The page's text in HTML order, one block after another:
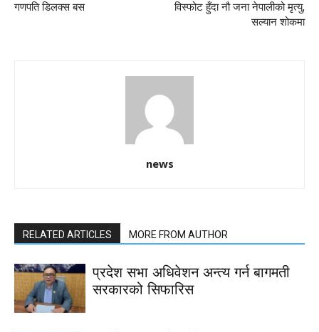
गणपति डिलक्स बस
विस्फोट हुँदा नौ जना नेपालीको मृत्यु,
सल्यान शोकमा
news
RELATED ARTICLES MORE FROM AUTHOR
प्रदेश सभा अधिवेशन अन्त्य गर्न बागमती
सरकारको सिफारिस